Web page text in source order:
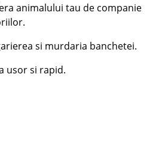
animalului tau de companie
si murdaria banchetei.
usor si rapid.